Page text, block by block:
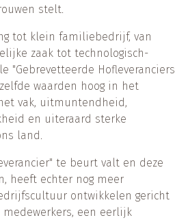
stelt.
tot klein familiebedrijf, van
zaak tot technologisch-
"Gebrevetteerde Hofleveranciers
waarden hoog in het
vak, uitmuntendheid,
en uiteraard sterke
land.
te beurt valt en deze
heeft echter nog meer
ontwikkelen gericht
een eerlijk